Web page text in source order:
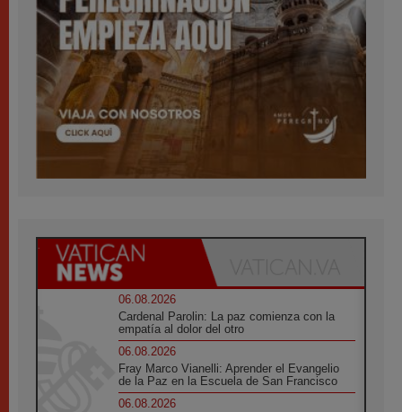
06.08.2026
Cardenal Parolin: La paz comienza con la
empatía al dolor del otro
06.08.2026
Fray Marco Vianelli: Aprender el Evangelio
de la Paz en la Escuela de San Francisco
06.08.2026